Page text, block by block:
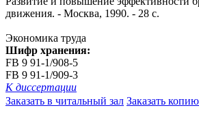
движения. - Москва, 1990. - 28 с.
Экономика труда
Шифр хранения:
FB 9 91-1/908-5
FB 9 91-1/909-3
К диссертации
Заказать в читальный зал Заказать